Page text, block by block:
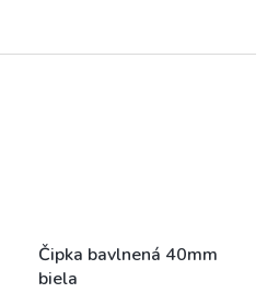
Čipka bavlnená 40mm
biela